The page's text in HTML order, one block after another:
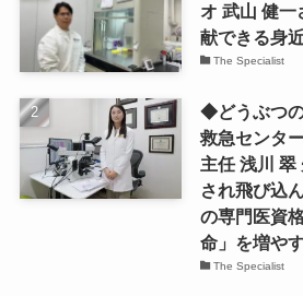
オ 武山 健
献できる身
The Specialist
◆どうぶつ
救急センタ
主任 浅川
され飛び込
の専門医資
命」を増や
The Specialist